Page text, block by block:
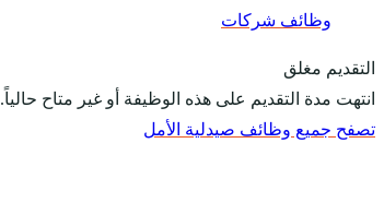
وظائف شركات
التقديم مغلق
انتهت مدة التقديم على هذه الوظيفة أو غير متاح حالياً.
تصفح جميع وظائف صيدلية الأمل